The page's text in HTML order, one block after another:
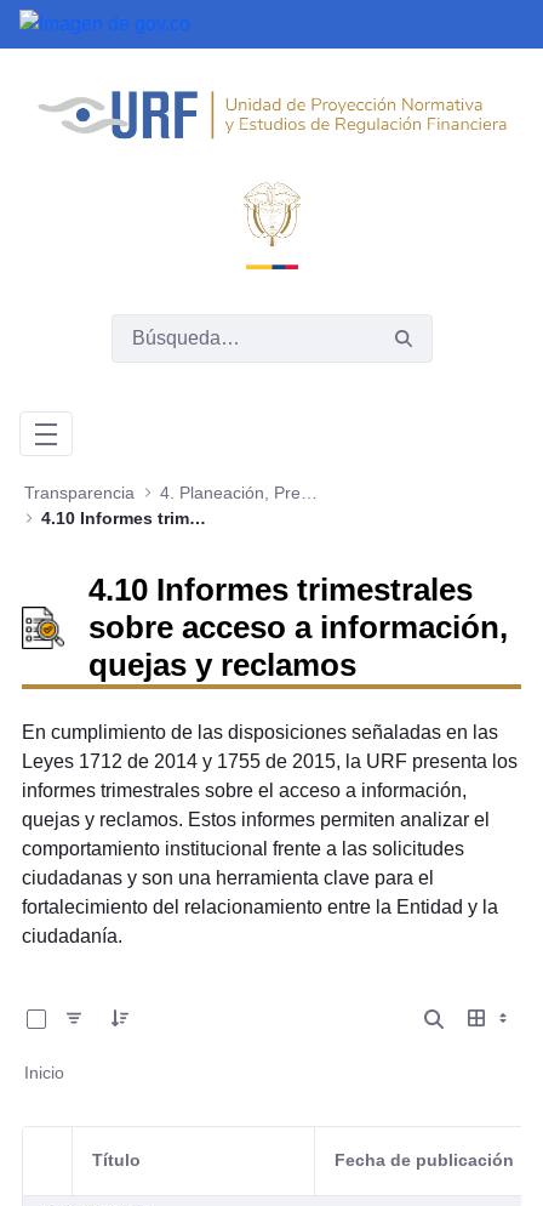
Saltar al contenido principal
Transparencia
4.10 Informes trimestrales sobre acceso a información, quejas y reclamos
4.10 Informes trimestrales
sobre acceso a información,
quejas y reclamos
En cumplimiento de las disposiciones señaladas en las
Leyes 1712 de 2014 y 1755 de 2015, la URF presenta los
informes trimestrales sobre el acceso a información,
quejas y reclamos. Estos informes permiten analizar el
comportamiento institucional frente a las solicitudes
ciudadanas y son una herramienta clave para el
fortalecimiento del relacionamiento entre la Entidad y la
ciudadanía.
Inicio
Selección del elemento
Título Fecha de publicación